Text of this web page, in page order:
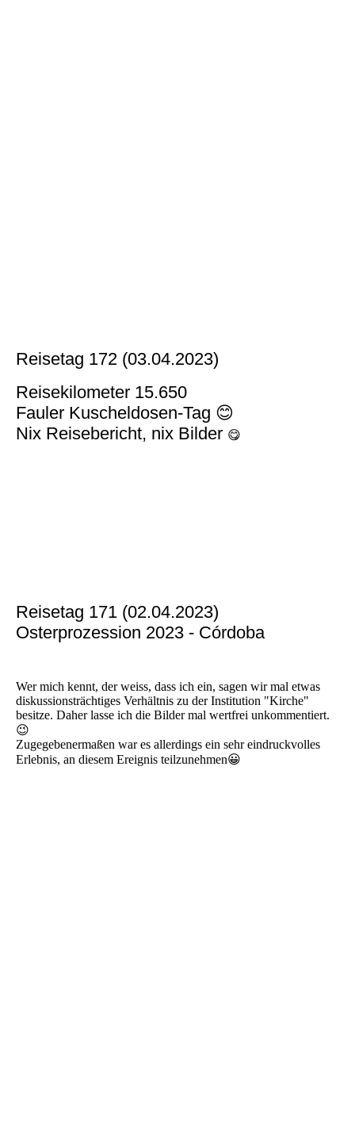
Reisetag 172 (03.04.2023)
Reisekilometer 15.650
Fauler Kuscheldosen-Tag 😊
Nix Reisebericht, nix Bilder 😋
Reisetag 171 (02.04.2023)
Osterprozession 2023 - Córdoba
Wer mich kennt, der weiss, dass ich ein, sagen wir mal etwas
diskussionsträchtiges Verhältnis zu der Institution "Kirche"
besitze. Daher lasse ich die Bilder mal wertfrei unkommentiert.
😉
Zugegebenermaßen war es allerdings ein sehr eindruckvolles
Erlebnis, an diesem Ereignis teilzunehmen😀